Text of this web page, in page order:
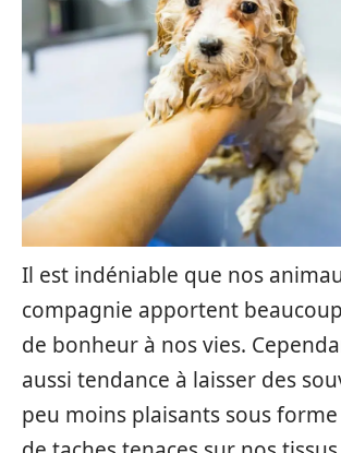
Il est indéniable que nos
compagnie apportent
de bonheur à nos vies.
aussi tendance à laisser des
peu moins plaisants sous